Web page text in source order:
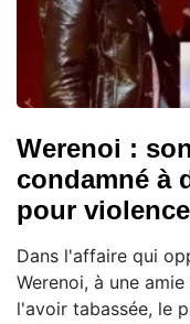
Werenoi :
condamné à
pour
Dans l'affaire qui
Werenoi, à une
l'avoir tabassée, le